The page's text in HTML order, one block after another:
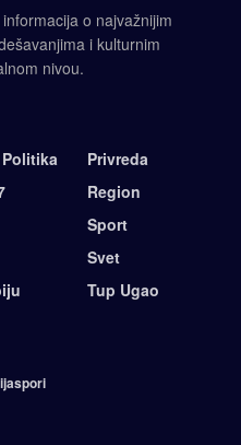
o najvažnijim
i kulturnim
nivou.
Privreda
Region
Sport
Svet
Tup Ugao